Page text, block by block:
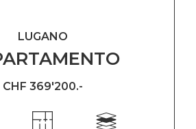
LUGANO
CHF 369'200.-